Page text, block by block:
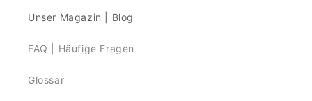
Unser Magazin | Blog
FAQ | Häufige Fragen
Glossar